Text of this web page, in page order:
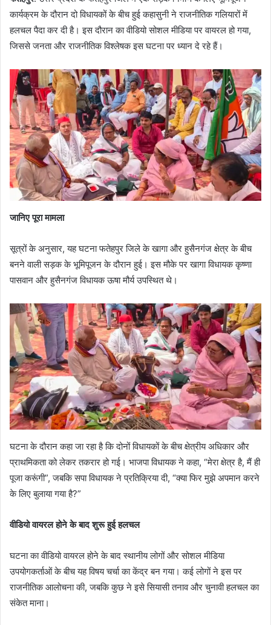
कार्यक्रम के दौरान दो विधायकों के बीच हुई कहासुनी ने राजनीतिक गलियारों में
हलचल पैदा कर दी है। इस दौरान का वीडियो सोशल मीडिया पर वायरल हो गया,
जिससे जनता और राजनीतिक विश्लेषक इस घटना पर ध्यान दे रहे हैं।
जानिए पूरा मामला
सूत्रों के अनुसार, यह घटना फतेहपुर जिले के खागा और हुसैनगंज क्षेत्र के बीच
बनने वाली सड़क के भूमिपूजन के दौरान हुई। इस मौके पर खागा विधायक कृष्णा
पासवान और हुसैनगंज विधायक ऊषा मौर्य उपस्थित थे।
घटना के दौरान कहा जा रहा है कि दोनों विधायकों के बीच क्षेत्रीय अधिकार और
प्राथमिकता को लेकर तकरार हो गई। भाजपा विधायक ने कहा, “मेरा क्षेत्र है, मैं ही
पूजा करूंगी”, जबकि सपा विधायक ने प्रतिक्रिया दी, “क्या फिर मुझे अपमान करने
के लिए बुलाया गया है?”
वीडियो वायरल होने के बाद शुरू हुई हलचल
घटना का वीडियो वायरल होने के बाद स्थानीय लोगों और सोशल मीडिया
उपयोगकर्ताओं के बीच यह विषय चर्चा का केंद्र बन गया। कई लोगों ने इस पर
राजनीतिक आलोचना की, जबकि कुछ ने इसे सियासी तनाव और चुनावी हलचल का
संकेत माना।